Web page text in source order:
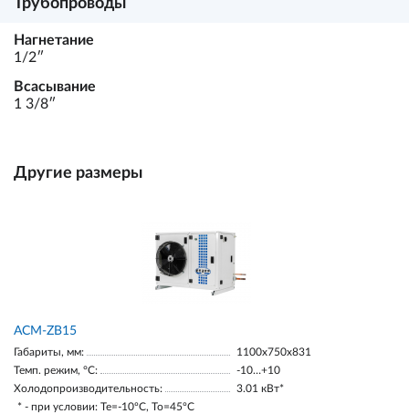
Трубопроводы
Нагнетание
1/2ʺ
Всасывание
1 3/8ʺ
Другие размеры
ACM-ZB15
Габариты, мм:
1100х750х831
Темп. режим, °С:
-10…+10
Холодопроизводительность:
3.01 кВт*
* - при условии: Te=-10ºC, To=45ºC